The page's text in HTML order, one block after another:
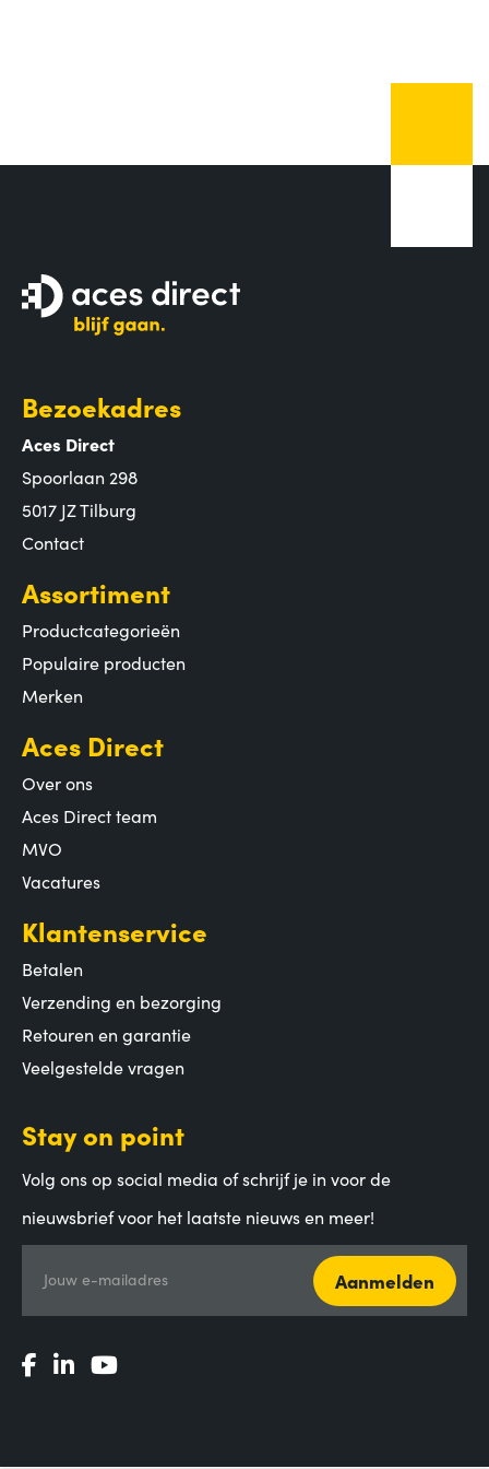
Bezoekadres
Aces Direct
Spoorlaan 298
5017 JZ Tilburg
Contact
Assortiment
Productcategorieën
Populaire producten
Merken
Aces Direct
Over ons
Aces Direct team
MVO
Vacatures
Klantenservice
Betalen
Verzending en bezorging
Retouren en garantie
Veelgestelde vragen
Stay on point
Volg ons op social media of schrijf je in voor de
nieuwsbrief voor het laatste nieuws en meer!
Jouw e-mailadres Aanmelden